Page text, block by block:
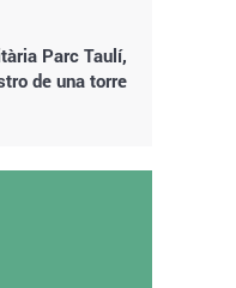
Parc Taulí,
de una torre